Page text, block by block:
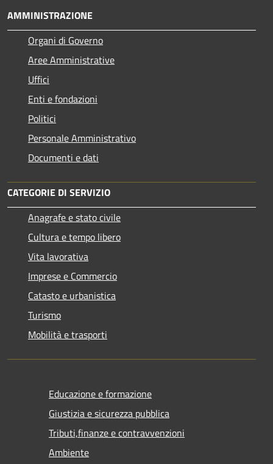
AMMINISTRAZIONE
Organi di Governo
Aree Amministrative
Uffici
Enti e fondazioni
Politici
Personale Amministrativo
Documenti e dati
CATEGORIE DI SERVIZIO
Anagrafe e stato civile
Cultura e tempo libero
Vita lavorativa
Imprese e Commercio
Catasto e urbanistica
Turismo
Mobilità e trasporti
Educazione e formazione
Giustizia e sicurezza pubblica
Tributi,finanze e contravvenzioni
Ambiente